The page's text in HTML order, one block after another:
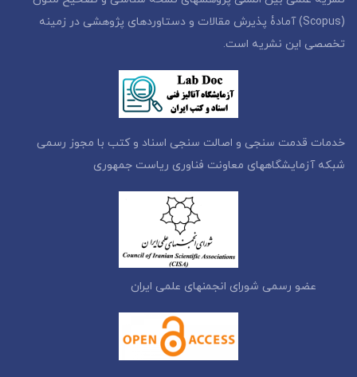
(Scopus) آمادۀ پذیرش مقالات و دستاوردهای پژوهشی در زمینه
تخصصی این نشریه است.
خدمات قدمت سنجی و اصالت سنجی اسناد و کتب با مجوز رسمی
شبکه آزمایشگاههای معاونت فناوری ریاست جمهوری
عضو رسمی شورای انجمنهای علمی ایران